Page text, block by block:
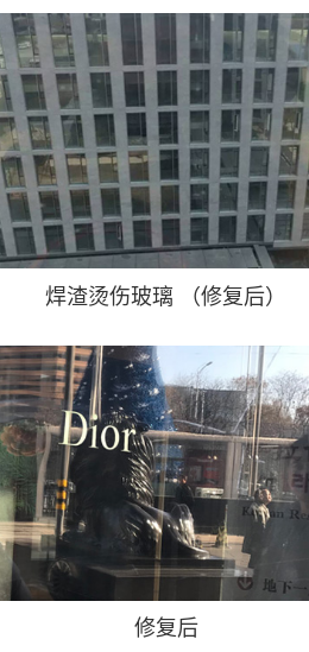
焊渣烫伤玻璃 （修复后）
修复后